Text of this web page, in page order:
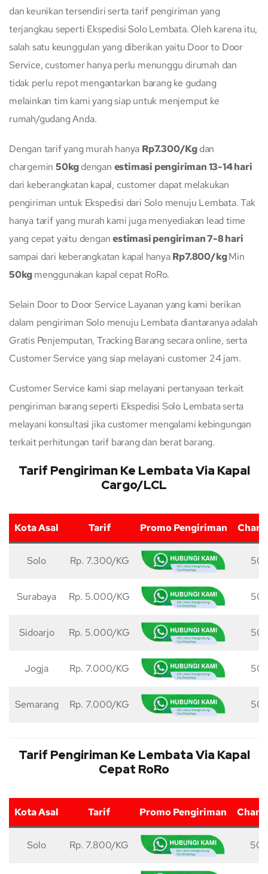
dan keunikan tersendiri serta tarif pengiriman yang
terjangkau seperti Ekspedisi Solo Lembata. Oleh karena itu,
salah satu keunggulan yang diberikan yaitu Door to Door
Service, customer hanya perlu menunggu dirumah dan
tidak perlu repot mengantarkan barang ke gudang
melainkan tim kami yang siap untuk menjemput ke
rumah/gudang Anda.
Dengan tarif yang murah hanya Rp7.300/Kgdan
chargemin50kgdengan estimasi pengiriman 13-14 hari
dari keberangkatan kapal, customer dapat melakukan
pengiriman untuk Ekspedisi dari Solo menuju Lembata. Tak
hanya tarif yang murah kami juga menyediakan lead time
yang cepat yaitu denganestimasi pengiriman 7-8 hari
sampai dari keberangkatan kapal hanyaRp7.800/kgMin
50kgmenggunakan kapal cepat RoRo.
Selain Door to Door Service Layanan yang kami berikan
dalam pengiriman Solo menuju Lembata diantaranya adalah
Gratis Penjemputan, Tracking Barang secara online, serta
Customer Service yang siap melayani customer 24 jam.
Customer Service kami siap melayani pertanyaan terkait
pengiriman barang seperti Ekspedisi Solo Lembata serta
melayani konsultasi jika customer mengalami kebingungan
terkait perhitungan tarif barang dan berat barang.
Tarif Pengiriman Ke Lembata Via Kapal
Cargo/LCL
Kota Asal Tarif Promo Pengiriman
Solo Rp. 7.300/KG 50
Surabaya Rp. 5.000/KG 50
Sidoarjo Rp. 5.000/KG 50
Jogja Rp. 7.000/KG 50
Semarang Rp. 7.000/KG 50
Tarif Pengiriman Ke Lembata Via Kapal
Cepat RoRo
Kota Asal Tarif Promo Pengiriman
Solo Rp. 7.800/KG 50